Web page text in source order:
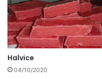
Halvice
04/10/2020